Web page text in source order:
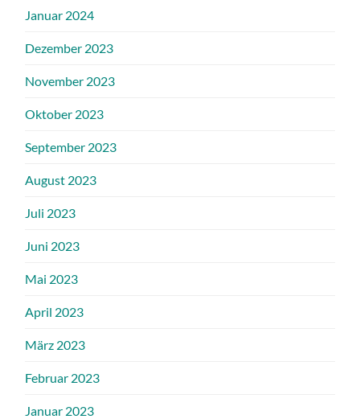
Januar 2024
Dezember 2023
November 2023
Oktober 2023
September 2023
August 2023
Juli 2023
Juni 2023
Mai 2023
April 2023
März 2023
Februar 2023
Januar 2023